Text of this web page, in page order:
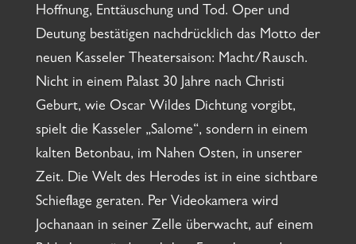
Hoffnung, Enttäuschung und Tod. Oper und
Deutung bestätigen nachdrücklich das Motto der
neuen Kasseler Theatersaison: Macht/Rausch.
Nicht in einem Palast 30 Jahre nach Christi
Geburt, wie Oscar Wildes Dichtung vorgibt,
spielt die Kasseler „Salome“, sondern in einem
kalten Betonbau, im Nahen Osten, in unserer
Zeit. Die Welt des Herodes ist in eine sichtbare
Schieflage geraten. Per Videokamera wird
Jochanaan in seiner Zelle überwacht, auf einem